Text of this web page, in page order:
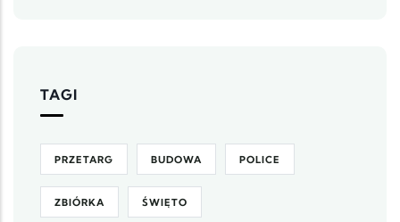
TAGI
PRZETARG BUDOWA POLICE
ZBIÓRKA ŚWIĘTO